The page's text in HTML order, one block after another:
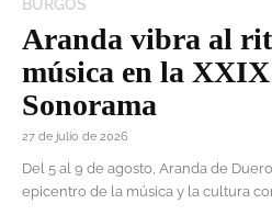
BURGOS
Aranda vibra al
música en la
Sonorama
27 de julio de 2026
Del 5 al 9 de agosto, Aranda de
epicentro de la música y la cultura